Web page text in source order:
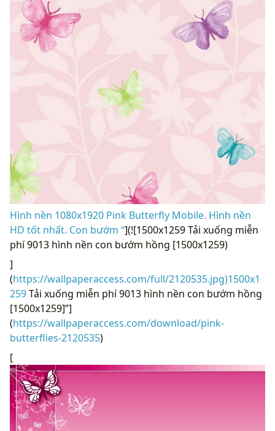
Hình nền 1080x1920 Pink Butterfly Mobile. Hình nền
HD tốt nhất. Con bướm “](![1500x1259 Tải xuống miễn
phí 9013 hình nền con bướm hồng [1500x1259)
]
(https://wallpaperaccess.com/full/2120535.jpg)1500x1
259Tải xuống miễn phí 9013 hình nền con bướm hồng
[1500x1259]”]
(https://wallpaperaccess.com/download/pink-
butterflies-2120535)
[